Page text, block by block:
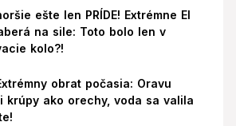
ešte len PRÍDE! Extrémne El
na sile: Toto bolo len v
kolo?!
obrat počasia: Oravu
krúpy ako orechy, voda sa valila